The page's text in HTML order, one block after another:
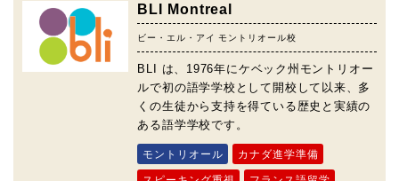
BLI Montreal
ビー・エル・アイ モントリオール校
BLI は、1976年にケベック州モントリオー
ルで初の語学学校として開校して以来、多
くの生徒から支持を得ている歴史と実績の
ある語学学校です。
モントリオール カナダ進学準備